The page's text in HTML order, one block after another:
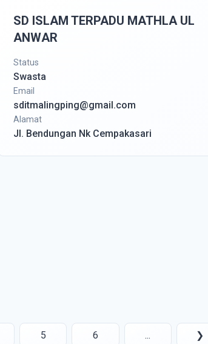
SD ISLAM TERPADU MATHLA UL
ANWAR
Status
Swasta
Email
sditmalingping@gmail.com
Alamat
Jl. Bendungan Nk Cempakasari
5 6 ... ❯